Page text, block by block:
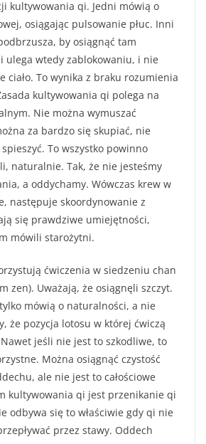
kultywowania qi. Jedni mówią o
osiągając pulsowanie płuc. Inni
by osiągnąć tam
ulega wtedy zablokowaniu, i nie
ciało. To wynika z braku rozumienia
kultywowania qi polega na
Nie można wymuszać
za bardzo się skupiać, nie
To wszystko powinno
naturalnie. Tak, że nie jesteśmy
a oddychamy. Wówczas krew w
następuje skoordynowanie z
się prawdziwe umiejętności,
mówili starożytni.
ćwiczenia w siedzeniu chan
zen). Uważają, że osiągnęli szczyt.
mówią o naturalności, a nie
że pozycja lotosu w której ćwiczą
jeśli nie jest to szkodliwe, to
Można osiągnąć czystość
ale nie jest to całościowe
kultywowania qi jest przenikanie qi
odbywa się to właściwie gdy qi nie
przez stawy. Oddech